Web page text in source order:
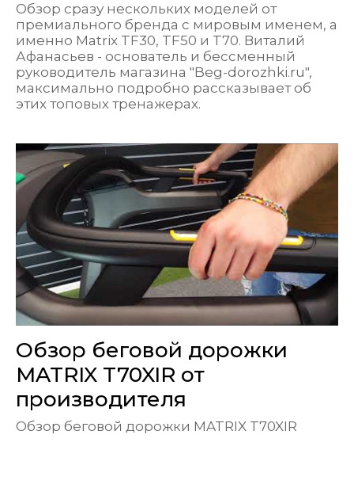
Обзор сразу нескольких моделей от
премиального бренда с мировым именем, а
именно Matrix TF30, TF50 и T70. Виталий
Афанасьев - основатель и бессменный
руководитель магазина "Beg-dorozhki.ru",
максимально подробно рассказывает об
этих топовых тренажерах.
Обзор беговой дорожки
MATRIX T70XIR от
производителя
Обзор беговой дорожки MATRIX T70XIR